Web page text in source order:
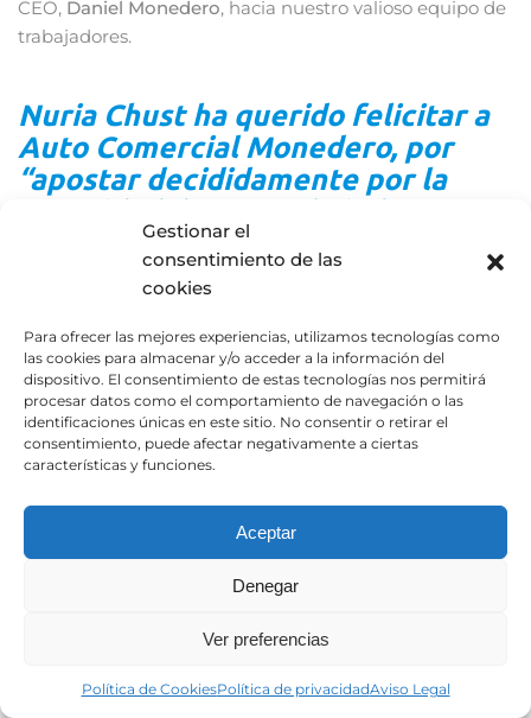
Gestionar el
consentimiento de las
cookies
Para ofrecer las mejores experiencias, utilizamos tecnologías como
las cookies para almacenar y/o acceder a la información del
dispositivo. El consentimiento de estas tecnologías nos permitirá
procesar datos como el comportamiento de navegación o las
identificaciones únicas en este sitio. No consentir o retirar el
consentimiento, puede afectar negativamente a ciertas
características y funciones.
Aceptar
Denegar
Ver preferencias
Política de CookiesPolítica de privacidadAviso Legal
CEO, Daniel Monedero, hacia nuestro valioso equipo de
trabajadores.
Nuria Chust ha querido felicitar a
Auto Comercial Monedero, por
“apostar decididamente por la
seguridad de sus trabajadores y
trabajadoras”.
La viceconsejera de Empleo, Diálogo Social y
y transmitió sus sinceras felicitaciones a Auto Comercial
Monedero por su firme compromiso con la seguridad y
el bienestar de todos sus empleados. En particular, se
destacó la decidida apuesta de nuestra empresa por
garantizar un entorno laboral seguro y saludable para
implantando en sus instalaciones las medidas de
seguridad oportunas.